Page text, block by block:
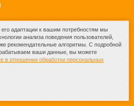
адаптации к вашим потребностям мы
анализа поведения пользователей,
рекомендательные алгоритмы. С подробной
ваши данные, вы можете
в отношении обработки персональных